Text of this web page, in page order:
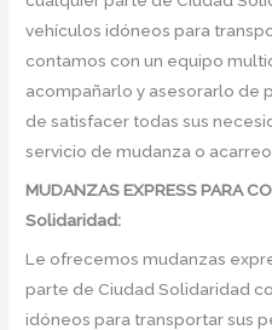
vehículos idóneos para
contamos con un equipo
acompañarlo y asesorarlo de
de satisfacer todas sus
servicio de mudanza o
MUDANZAS EXPRESS PARA
Solidaridad:
Le ofrecemos mudanzas
parte de Ciudad Solidaridad
idóneos para transportar sus